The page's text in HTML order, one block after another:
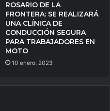
ROSARIO DE LA
FRONTERA: SE REALIZARÁ
UNA CLÍNICA DE
CONDUCCIÓN SEGURA
PARA TRABAJADORES EN
MOTO
10 enero, 2023